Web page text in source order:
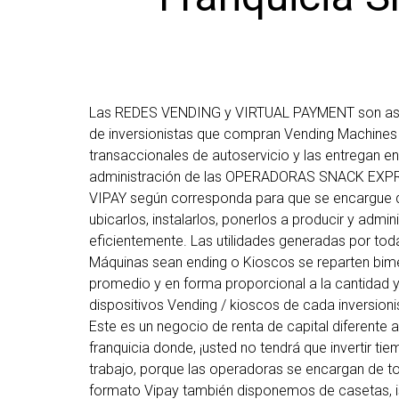
Las REDES VENDING y VIRTUAL PAYMENT son
de inversionistas que compran Vending
transaccionales de autoservicio y las entregan en
administración de las OPERADORAS SNACK
VIPAY según corresponda para que se encargue
ubicarlos, instalarlos, ponerlos a producir y
eficientemente. Las utilidades generadas por
Máquinas sean ending o Kioscos se reparten
promedio y en forma proporcional a la cantidad
dispositivos Vending / kioscos de cada
Este es un negocio de renta de capital diferente
franquicia donde, ¡usted no tendrá que invertir
trabajo, porque las operadoras se encargan de
formato Vipay también disponemos de casetas,